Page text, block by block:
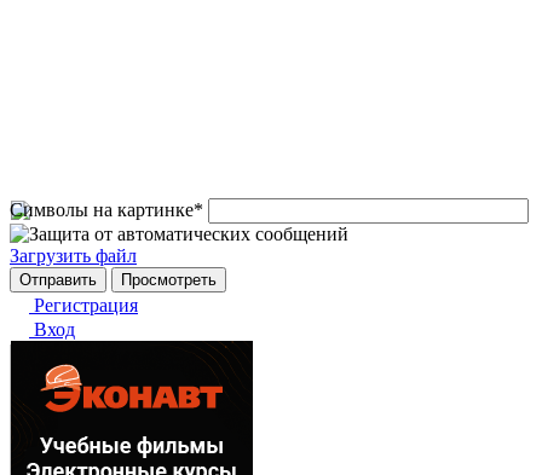
Символы на картинке*
Загрузить файл
Регистрация
Вход